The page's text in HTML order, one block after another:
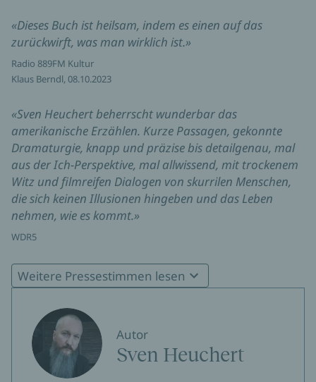
«Dieses Buch ist heilsam, indem es einen auf das
zurückwirft, was man wirklich ist.»
Radio 889FM Kultur
Klaus Berndl, 08.10.2023
«Sven Heuchert beherrscht wunderbar das
amerikanische Erzählen. Kurze Passagen, gekonnte
Dramaturgie, knapp und präzise bis detailgenau, mal
aus der Ich-Perspektive, mal allwissend, mit trockenem
Witz und filmreifen Dialogen von skurrilen Menschen,
die sich keinen Illusionen hingeben und das Leben
nehmen, wie es kommt.»
WDR5
«Ein Buch von lakonischer Zärtlichkeit, so klar wie
Wasser.»
Aachener Nachrichten / Aachener Zeitung
Susanne Schramm, 27.05.2023
«"Das Gewicht des Ganzen" ist die Geschichte einer
Annäherung und eine des Sich-wieder-voneinander-
Weitere Pressestimmen lesen
Autor
Sven Heuchert